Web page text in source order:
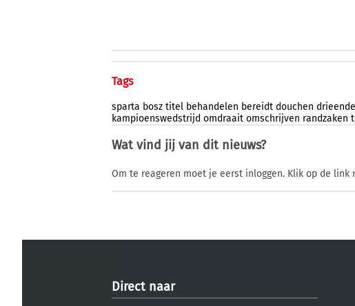
Tags
sparta bosz titel behandelen bereidt douchen
kampioenswedstrijd omdraait omschrijven randzaken
Wat vind jij van dit nieuws?
Om te reageren moet je eerst inloggen. Klik op de link
Direct naar